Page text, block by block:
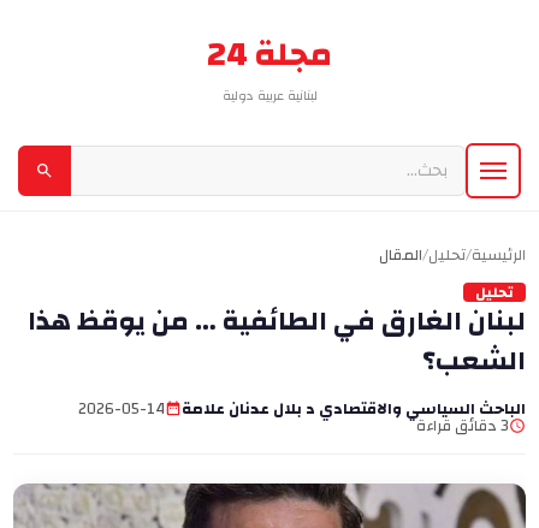
مجلة 24
لبنانية عربية دولية
الرئيسية/تحليل/المقال
تحليل
لبنان الغارق في الطائفية … من يوقظ هذا
الشعب؟
الباحث السياسي والاقتصادي د بلال عدنان علامة 2026-05-14
3 دقائق قراءة